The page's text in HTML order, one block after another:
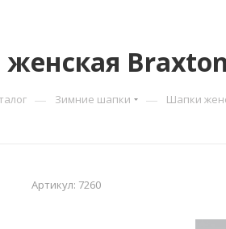
— Зимние шапки — Шапки
Артикул: 7260